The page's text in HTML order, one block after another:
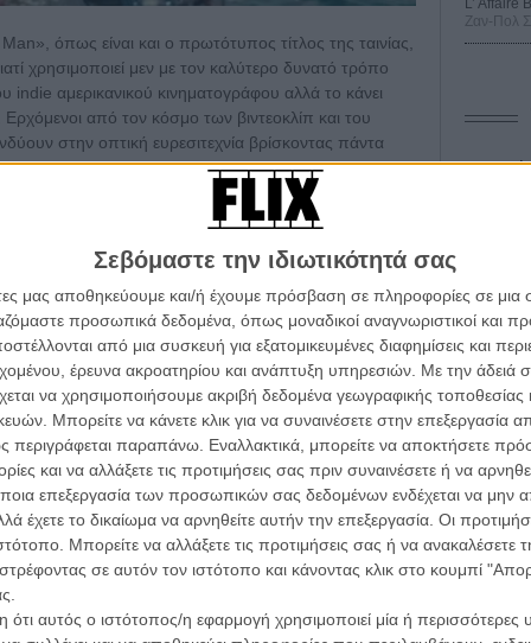
Σεβόμαστε την ιδιωτικότητά σας
μας αποθηκεύουμε και/ή έχουμε πρόσβαση σε πληροφορίες σε
προσωπικά δεδομένα, όπως μοναδικοί αναγνωριστικοί και
από μια συσκευή για εξατομικευμένες διαφημίσεις και
έρευνα ακροατηρίου και ανάπτυξη υπηρεσιών. Με την άδειά
να χρησιμοποιήσουμε ακριβή δεδομένα γεωγραφικής τοποθεσίας
Μπορείτε να κάνετε κλικ για να συναινέσετε στην επεξεργασία
περιγράφεται παραπάνω. Εναλλακτικά, μπορείτε να αποκτήσετε
και να αλλάξετε τις προτιμήσεις σας πριν συναινέσετε ή να
επεξεργασία των προσωπικών σας δεδομένων ενδέχεται να μην
έχετε το δικαίωμα να αρνηθείτε αυτήν την επεξεργασία. Οι
Μπορείτε να αλλάξετε τις προτιμήσεις σας ή να ανακαλέσετε
σε αυτόν τον ιστότοπο και κάνοντας κλικ στο κουμπί
αυτός ο ιστότοπος/η εφαρμογή χρησιμοποιεί μία ή περισσότερες
όπως είναι και ο πρωτότυπος τίτλος της ταινίας,
χρησιμοποιεί μεν με τον καλύτερο δυνατό τρόπο
indie αμερικανικού κινηματογράφου αλλά το κάνει
από τον κόσμο των βιντεοκλίπ και του
στην οπτική ευρεσιτεχνία βρίσκοντας πάντα
την ιστορία τους (συμπεριλαμβανόμενης και
με αρκούδα που έχουμε δει τελευταία,
βασιζόμενοι στο άλλοτε κάφρικο και άλλοτε
συνεχώς σε νέες ανεξερεύνητες περιοχές,
σε μία φαινομενικά απλή αφήγηση. Ουσιαστικά, μέσα
και του Μάνι, δύο νέων κολλητών που η μοίρα τους
και Σάινερτ επαναπροσδιορίζουν από την αρχή το
ντροπή το slapstick παρελθόν του ασπρόμαυρου
L’ Affaire
Ζαν-Πολ
Ο
10
τον
Εγγράψου
Θέλω
τα βλέπεις όλα σινεμά...
εβδομάδα
τρόπο του flix
του flix, στο inbox σου
ειδήσεις | νέες ταινίες | πρόγραμμα αιθουσών για όλη την Ελλάδα |
| συνεντεύξεις | απόψεις | αφιερώματα | διαγωνισμοί